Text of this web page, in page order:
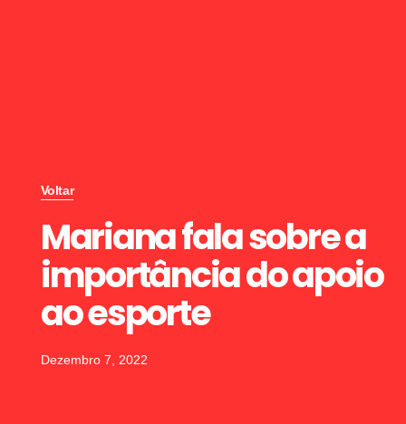
Voltar
Mariana fala sobre a
importância do apoio
ao esporte
Dezembro 7, 2022